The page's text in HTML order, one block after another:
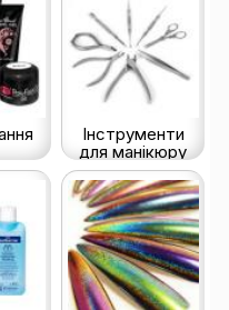
Інструменти
для манікюру